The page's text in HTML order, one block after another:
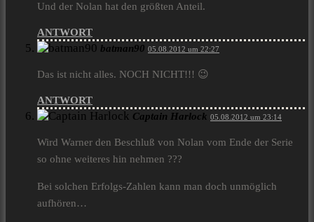
Und der Nolan hat den größten Anteil.
ANTWORT
batman90 05.08.2012 um 22:27
Das ist nicht alles. NOCH NICHT!!! 😉
ANTWORT
Captain Harlock 05.08.2012 um 23:14
Wird Warner den Beschluß von Nolan vom Ende der Serie
so ohne weiteres hin nehmen ???
Bei solchen Erfolgs-Zahlen kann man doch unmöglich
aufhören…